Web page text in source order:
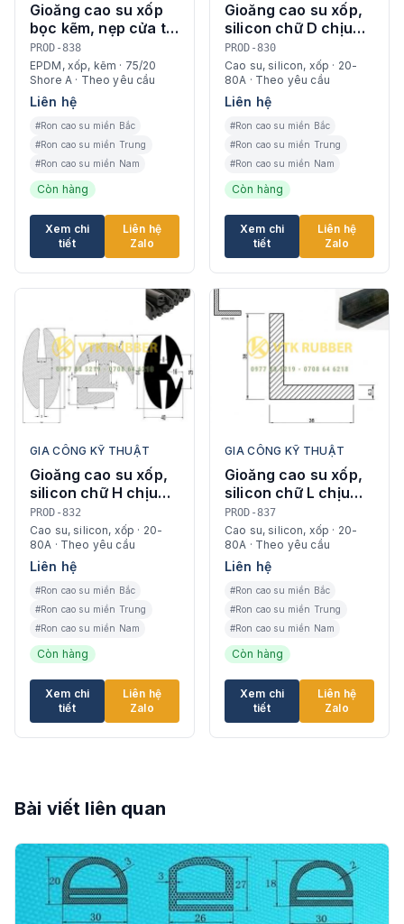
Gioăng cao su xốp
bọc kẽm, nẹp cửa tủ
điện chữ U
PROD-838
EPDM, xốp, kẽm · 75/20
Shore A · Theo yêu cầu
Liên hệ
#Ron cao su miền Bắc
#Ron cao su miền Trung
#Ron cao su miền Nam
Còn hàng
Xem chi
tiết
Liên hệ
Zalo
Gioăng cao su xốp,
silicon chữ D chịu
nhiệt, chịu dầu, chịu
lực
PROD-830
Cao su, silicon, xốp · 20-
80A · Theo yêu cầu
Liên hệ
#Ron cao su miền Bắc
#Ron cao su miền Trung
#Ron cao su miền Nam
Còn hàng
Xem chi
tiết
Liên hệ
Zalo
GIA CÔNG KỸ THUẬT
Gioăng cao su xốp,
silicon chữ H chịu
nhiệt, chịu dầu, chịu
lực
PROD-832
Cao su, silicon, xốp · 20-
80A · Theo yêu cầu
Liên hệ
#Ron cao su miền Bắc
#Ron cao su miền Trung
#Ron cao su miền Nam
Còn hàng
Xem chi
tiết
Liên hệ
Zalo
GIA CÔNG KỸ THUẬT
Gioăng cao su xốp,
silicon chữ L chịu
nhiệt, chịu dầu, chịu
lực
PROD-837
Cao su, silicon, xốp · 20-
80A · Theo yêu cầu
Liên hệ
#Ron cao su miền Bắc
#Ron cao su miền Trung
#Ron cao su miền Nam
Còn hàng
Xem chi
tiết
Liên hệ
Zalo
Bài viết liên quan